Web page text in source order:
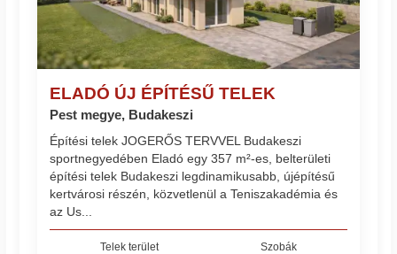
ELADÓ ÚJ ÉPÍTÉSŰ TELEK
Pest megye, Budakeszi
Építési telek JOGERŐS TERVVEL Budakeszi
sportnegyedében Eladó egy 357 m²-es, belterületi
építési telek Budakeszi legdinamikusabb, újépítésű
kertvárosi részén, közvetlenül a Teniszakadémia és
az Us...
Telek terület Szobák